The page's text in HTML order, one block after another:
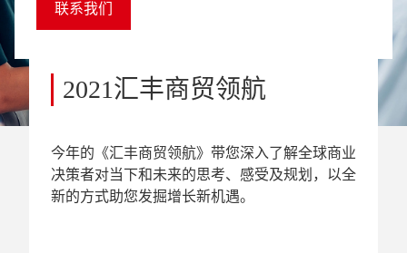
联系我们
2021汇丰商贸领航
今年的《汇丰商贸领航》带您深入了解全球商业
决策者对当下和未来的思考、感受及规划，以全
新的方式助您发掘增长新机遇。